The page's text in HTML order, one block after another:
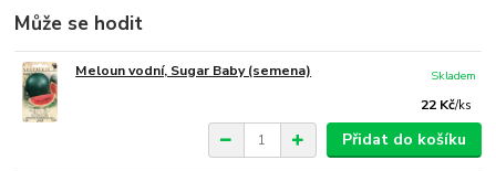
Může se hodit
Meloun vodní, Sugar Baby (semena)
22 Kč/ks
Skladem
Přidat do košíku